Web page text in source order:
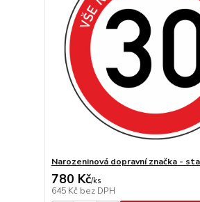
Narozeninová dopravní značka -
780 Kč/ks
645 Kč bez DPH